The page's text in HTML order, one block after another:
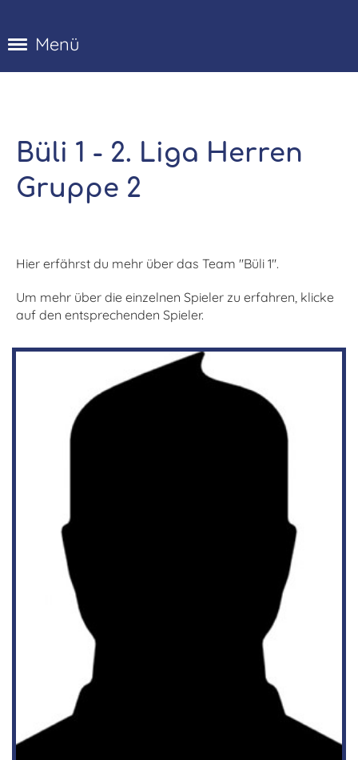
Menü
Büli 1 - 2. Liga Herren
Gruppe 2
Hier erfährst du mehr über das Team "Büli 1".
Um mehr über die einzelnen Spieler zu erfahren, klicke
auf den entsprechenden Spieler.